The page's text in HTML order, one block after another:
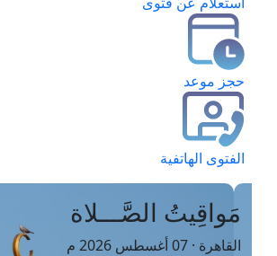
حجز موعد
الفتوى الهاتفية
مَواقِيتُ الصَّـــلاة
القاهرة · 07 أغسطس 2026 م